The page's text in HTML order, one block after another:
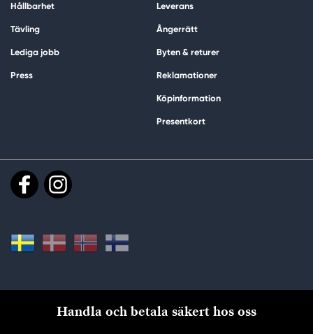
Hållbarhet
Tävling
Lediga jobb
Press
Leverans
Ångerrätt
Byten & returer
Reklamationer
Köpinformation
Presentkort
Handla och betala säkert hos oss